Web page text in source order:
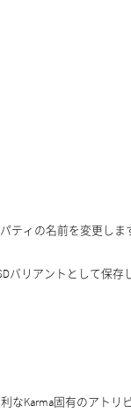
ティの名前を変更しま
バリアントとして保存
なKarma固有のアトリ